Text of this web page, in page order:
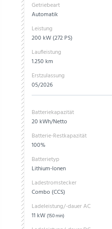
Getriebeart
Automatik
Leistung
200 kW (272 PS)
Laufleistung
1.250 km
Erstzulassung
05/2026
Batteriekapazität
20 kWh/Netto
Batterie-Restkapazität
100%
Batterietyp
Lithium-Ionen
Ladestromstecker
Combo (CCS)
Ladeleistung/-dauer AC
11 kW(150 min)